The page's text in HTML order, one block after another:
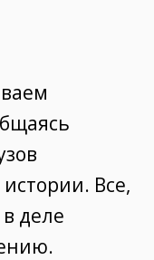
Все,
деле